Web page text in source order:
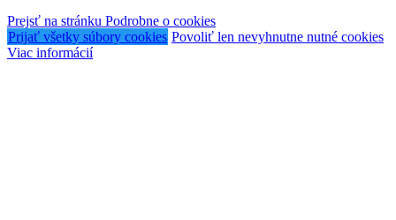
Prejsť na stránku Podrobne o cookies
Prijať všetky súbory cookies Povoliť len nevyhnutne nutné cookies
Viac informácií